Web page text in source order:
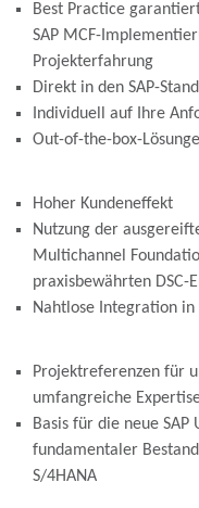
Best Practice
SAP MCF-
Projekterfahrung
Direkt in den SAP-
Individuell auf Ihre
Out-of-the-box-
Hoher Kundeneffekt
Nutzung der
Multichannel
praxisbewährten DSC-
Nahtlose Integration in
Projektreferenzen für
umfangreiche
Basis für die neue
fundamentaler
S/4HANA